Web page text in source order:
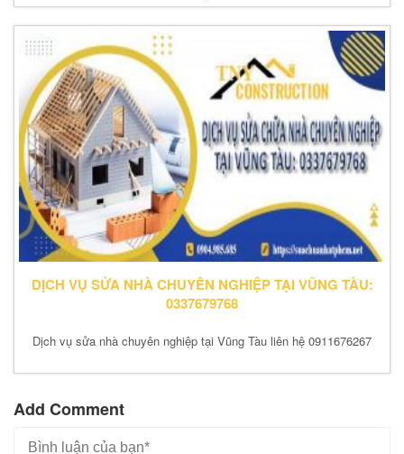
DỊCH VỤ SỬA NHÀ CHUYÊN NGHIỆP TẠI VŨNG TÀU:
0337679768
Dịch vụ sửa nhà chuyên nghiệp tại Vũng Tàu liên hệ 0911676267
Add Comment